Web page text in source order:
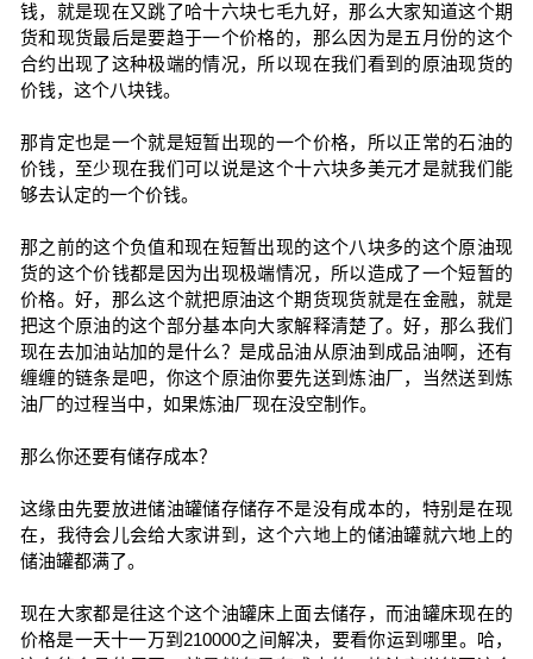
钱，就是现在又跳了哈十六块七毛九好，那么大家知道这个期
货和现货最后是要趋于一个价格的，那么因为是五月份的这个
合约出现了这种极端的情况，所以现在我们看到的原油现货的
价钱，这个八块钱。
那肯定也是一个就是短暂出现的一个价格，所以正常的石油的
价钱，至少现在我们可以说是这个十六块多美元才是就我们能
够去认定的一个价钱。
那之前的这个负值和现在短暂出现的这个八块多的这个原油现
货的这个价钱都是因为出现极端情况，所以造成了一个短暂的
价格。好，那么这个就把原油这个期货现货就是在金融，就是
把这个原油的这个部分基本向大家解释清楚了。好，那么我们
现在去加油站加的是什么？是成品油从原油到成品油啊，还有
缠缠的链条是吧，你这个原油你要先送到炼油厂，当然送到炼
油厂的过程当中，如果炼油厂现在没空制作。
那么你还要有储存成本？
这缘由先要放进储油罐储存储存不是没有成本的，特别是在现
在，我待会儿会给大家讲到，这个六地上的储油罐就六地上的
储油罐都满了。
现在大家都是往这个这个油罐床上面去储存，而油罐床现在的
价格是一天十一万到210000之间解决，要看你运到哪里。哈，